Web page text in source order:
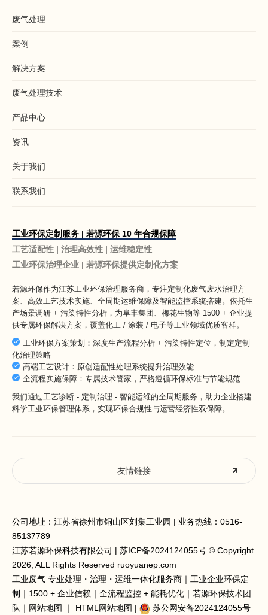
废气处理
案例
解决方案
废气处理技术
产品中心
资讯
关于我们
联系我们
工业环保定制服务 | 若源环保 10 年合规保障
工艺适配性 | 治理高效性 | 运维稳定性
工业环保治理企业 | 若源环保提供定制化方案
若源环保作为江苏工业环保治理服务商 ，专注定制化废气废水治理方
案、高效工艺技术实施、全周期运维保障及智能监控系统搭建。依托生
产场景调研 + 污染特性分析，为阜丰集团、梅花生物等 1500 + 企业提
供专属环保解决方案，覆盖化工 / 涂装 / 电子等工业领域优质客群。
工业环保方案策划：深度生产流程分析 + 污染特性定位，制定定制
化治理策略
高端工艺设计：原创适配性处理系统提升治理效能
全流程实施保障：专属技术管家，严格遵循环保标准与节能规范
我们通过工艺诊断 - 定制治理 - 智能运维的全周期服务，助力企业搭建
科学工业环保管理体系，实现环保合规性与运营经济性双保障。
公司地址：江苏省徐州市铜山区刘集工业园 | 业务热线： 0516-
85137789
江苏若源环保科技有限公司 | 苏ICP备2024124055号 © Copyright
2026, ALL Rights Reserved ruoyuanep.com
工业废气 专业处理 ・治理・运维一体化服务商｜工业企业环保定
制｜1500 + 企业信赖｜全流程监控 + 能耗优化｜若源环保技术团
队｜ 网站地图 ｜ HTML网站地图 | 苏公网安备2024124055号
友情链接